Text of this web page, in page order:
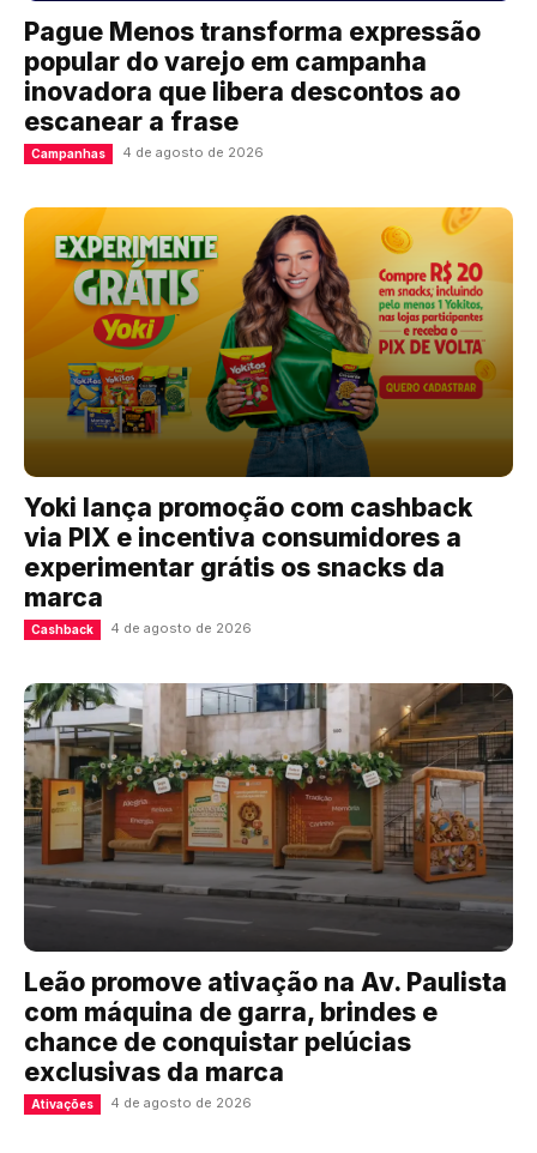
Pague Menos transforma expressão
popular do varejo em campanha
inovadora que libera descontos ao
escanear a frase
Campanhas 4 de agosto de 2026
Yoki lança promoção com cashback
via PIX e incentiva consumidores a
experimentar grátis os snacks da
marca
Cashback 4 de agosto de 2026
Leão promove ativação na Av. Paulista
com máquina de garra, brindes e
chance de conquistar pelúcias
exclusivas da marca
Ativações 4 de agosto de 2026